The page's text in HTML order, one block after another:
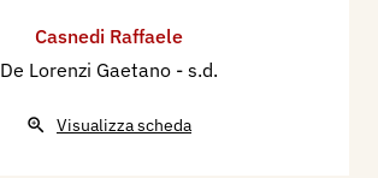
Casnedi Raffaele
De Lorenzi Gaetano - s.d.
Visualizza scheda